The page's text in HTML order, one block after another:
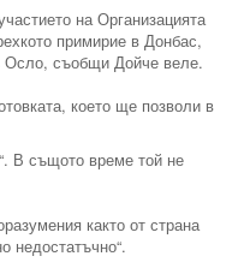
на Организацията
примирие в Донбас,
Осло, съобщи Дойче веле.
което ще позволи в
В същото време той не
както от страна
недостатъчно“.